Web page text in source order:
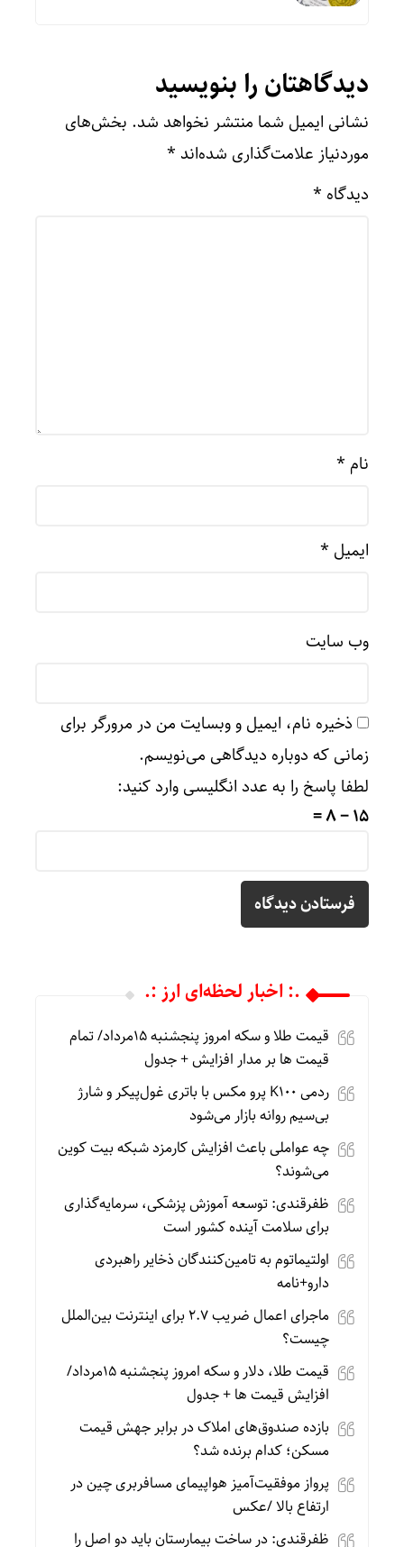
دیدگاهتان را بنویسید
نشانی ایمیل شما منتشر نخواهد شد. بخش‌های
موردنیاز علامت‌گذاری شده‌اند *
دیدگاه *
نام *
ایمیل *
وب‌ سایت
ذخیره نام، ایمیل و وبسایت من در مرورگر برای
زمانی که دوباره دیدگاهی می‌نویسم.
لطفا پاسخ را به عدد انگلیسی وارد کنید:
15 − 8 =
.: اخبار لحظه‌ای ارز :.
قیمت طلا و سکه امروز پنجشنبه 15مرداد/ تمام
قیمت ها بر مدار افزایش + جدول
ردمی K100 پرو مکس با باتری غول‌پیکر و شارژ
بی‌سیم روانه بازار می‌شود
چه عواملی باعث افزایش کارمزد شبکه بیت کوین
می‌شوند؟
ظفرقندی: توسعه آموزش پزشکی، سرمایه‌گذاری
برای سلامت آینده کشور است
اولتیماتوم به تامین‌کنندگان ذخایر راهبردی
دارو+نامه
ماجرای اعمال ضریب ۲.۷ برای اینترنت بین‌الملل
چیست؟
قیمت طلا، دلار و سکه امروز پنجشنبه 15مرداد/
افزایش قیمت ها + جدول
بازده صندوق‌های املاک در برابر جهش قیمت
مسکن؛ کدام برنده شد؟
پرواز موفقیت‌آمیز هواپیمای مسافربری چین در
ارتفاع بالا /عکس
ظفرقندی: در ساخت بیمارستان باید دو اصل را